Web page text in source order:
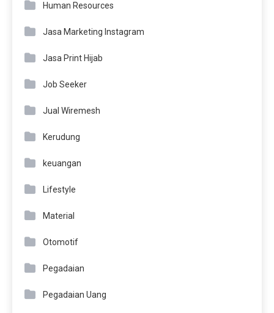
Human Resources
Jasa Marketing Instagram
Jasa Print Hijab
Job Seeker
Jual Wiremesh
Kerudung
keuangan
Lifestyle
Material
Otomotif
Pegadaian
Pegadaian Uang